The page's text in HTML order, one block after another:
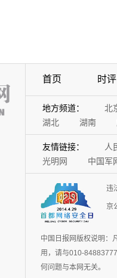
首页 时评
地方频道： 北
湖北
湖南
友情链接： 人
光明网
中国军
违
京
中国日报网版权说明：
用，请与010-
何问题与本网无关。